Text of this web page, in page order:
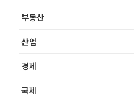
부동산
산업
경제
국제